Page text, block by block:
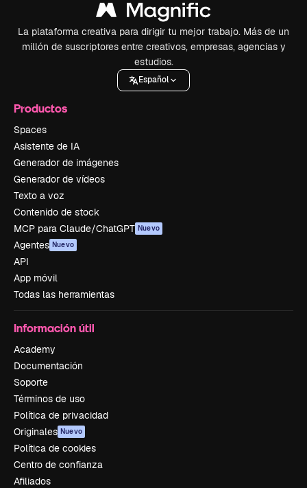
La plataforma creativa para dirigir tu mejor trabajo. Más de un
millón de suscriptores entre creativos, empresas, agencias y
estudios.
Español
Productos
Spaces
Asistente de IA
Generador de imágenes
Generador de vídeos
Texto a voz
Contenido de stock
MCP para Claude/ChatGPT Nuevo
Agentes Nuevo
API
App móvil
Todas las herramientas
Información útil
Academy
Documentación
Soporte
Términos de uso
Política de privacidad
Originales Nuevo
Política de cookies
Centro de confianza
Afiliados